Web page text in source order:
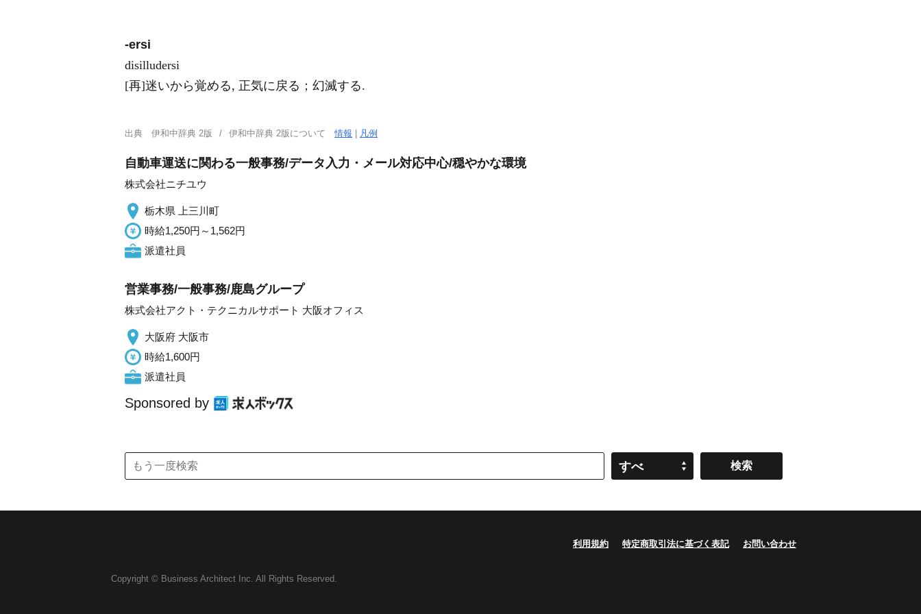
-ersi
disilludersi
[再]迷いから覚める, 正気に戻る；幻滅する.
出典 伊和中辞典 2版 伊和中辞典 2版について情報 凡例
自動車運送に関わる一般事務/データ入力・メール対応中心/穏やかな環境
株式会社ニチユウ
栃木県 上三川町
時給1,250円～1,562円
派遣社員
営業事務/一般事務/鹿島グループ
株式会社アクト・テクニカルサポート 大阪オフィス
大阪府 大阪市
時給1,600円
派遣社員
Sponsored by
すべ
利用規約 特定商取引法に基づく表記 お問い合わせ
Copyright © Business Architect Inc. All Rights Reserved.